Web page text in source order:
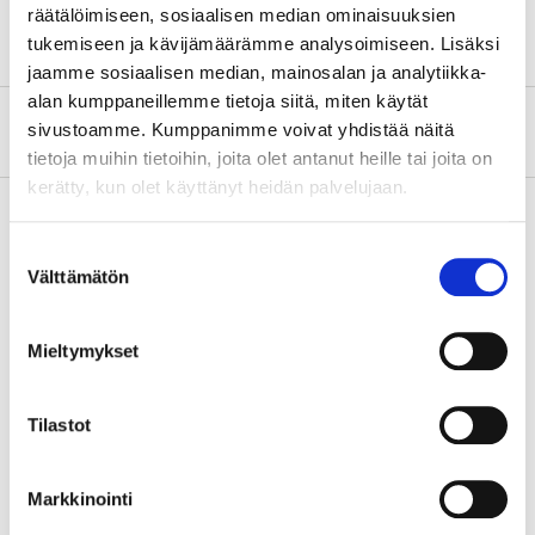
räätälöimiseen, sosiaalisen median ominaisuuksien
tukemiseen ja kävijämäärämme analysoimiseen. Lisäksi
jaamme sosiaalisen median, mainosalan ja analytiikka-
alan kumppaneillemme tietoja siitä, miten käytät
sivustoamme. Kumppanimme voivat yhdistää näitä
tietoja muihin tietoihin, joita olet antanut heille tai joita on
kerätty, kun olet käyttänyt heidän palvelujaan.
valinta
Välttämätön
Mieltymykset
Tilastot
Markkinointi
Safety instructions and other information
About the manufacturer